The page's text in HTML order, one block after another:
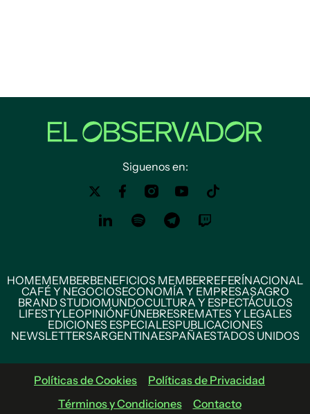
Siguenos en:
HOMEMEMBERBENEFICIOS MEMBERREFERÍNACIONAL
CAFÉ Y NEGOCIOSECONOMÍA Y EMPRESASAGRO
BRAND STUDIOMUNDOCULTURA Y ESPECTÁCULOS
LIFESTYLEOPINIÓNFÚNEBRESREMATES Y LEGALES
EDICIONES ESPECIALESPUBLICACIONES
NEWSLETTERSARGENTINAESPAÑAESTADOS UNIDOS
Políticas de Cookies
Políticas de Privacidad
Términos y Condiciones
Contacto